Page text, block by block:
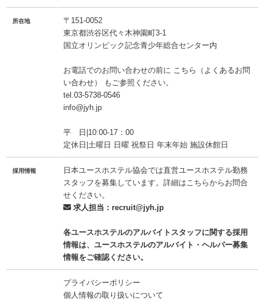
所在地
〒151-0052
東京都渋谷区代々木神園町3-1
国立オリンピック記念青少年総合センター内
お電話でのお問い合わせの前に こちら（よくあるお問
い合わせ）
もご参照ください。
tel.03-5738-0546
info@jyh.jp
平 日|10:00-17：00
定休日|土曜日 日曜 祝祭日 年末年始 施設休館日
採用情報 日本ユースホステル協会では直営ユースホステル勤務
スタッフを募集しています。詳細はこちらからお問合
せください。
求人担当：recruit@jyh.jp
各ユースホステルのアルバイトスタッフに関する採用
情報は、 ユースホステルのアルバイト・ヘルパー募集
情報をご確認ください。
プライバシーポリシー
個人情報の取り扱いについて